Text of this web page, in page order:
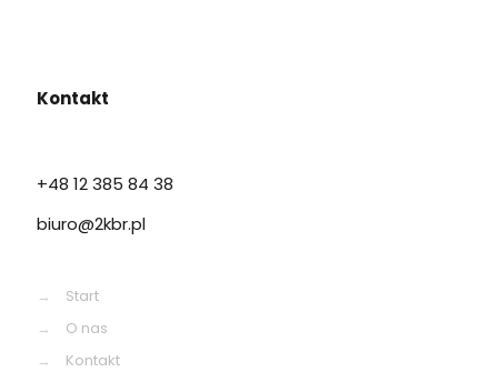
Kontakt
+48 12 385 84 38
biuro@2kbr.pl
→
Start
→
O nas
→
Kontakt